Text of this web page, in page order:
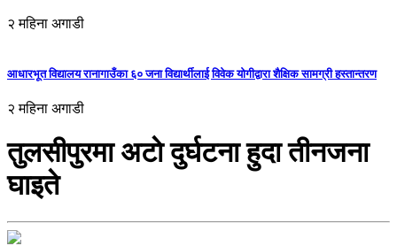
२ महिना अगाडी
आधारभूत विद्यालय रानागाउँका ६० जना विद्यार्थीलाई विवेक योगीद्वारा शैक्षिक सामग्री हस्तान्तरण
२ महिना अगाडी
तुलसीपुरमा अटाे दुर्घटना हुदा तीनजना
घाइते